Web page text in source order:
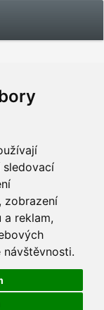
sledovací
zobrazení
a reklam,